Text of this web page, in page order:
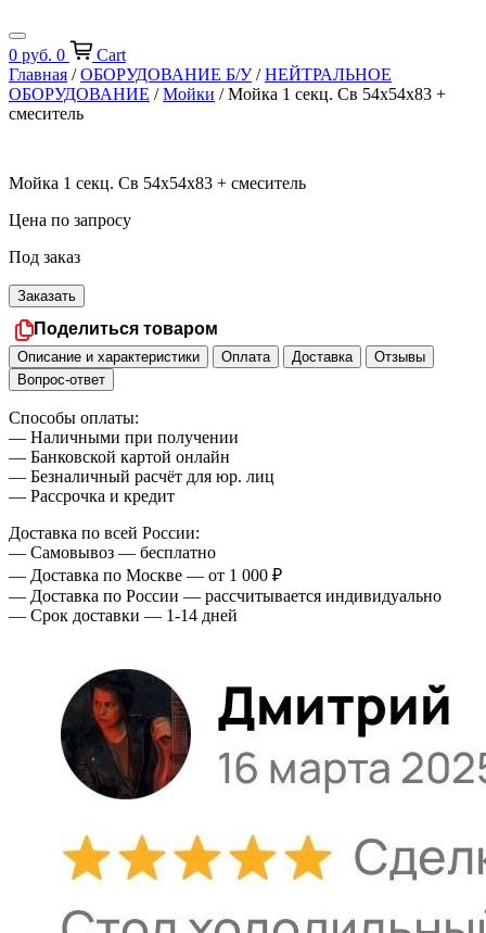
0 руб. 0
Cart
Главная /ОБОРУДОВАНИЕ Б/У/НЕЙТРАЛЬНОЕ
ОБОРУДОВАНИЕ /Мойки / Мойка 1 секц. Св 54х54х83 +
смеситель
Мойка 1 секц. Св 54х54х83 + смеситель
Цена по запросу
Под заказ
Заказать
Поделиться товаром
Описание и характеристики Оплата Доставка
Отзывы
Вопрос-ответ
Способы оплаты:
— Наличными при получении
— Банковской картой онлайн
— Безналичный расчёт для юр. лиц
— Рассрочка и кредит
Доставка по всей России:
— Самовывоз — бесплатно
— Доставка по Москве — от 1 000 ₽
— Доставка по России — рассчитывается индивидуально
— Срок доставки — 1-14 дней